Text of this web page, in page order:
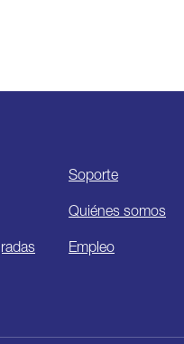
Soporte
Quiénes somos
Empleo